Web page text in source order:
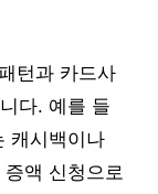
턴과 카드사
다. 예를 들
캐시백이나
액 신청으로